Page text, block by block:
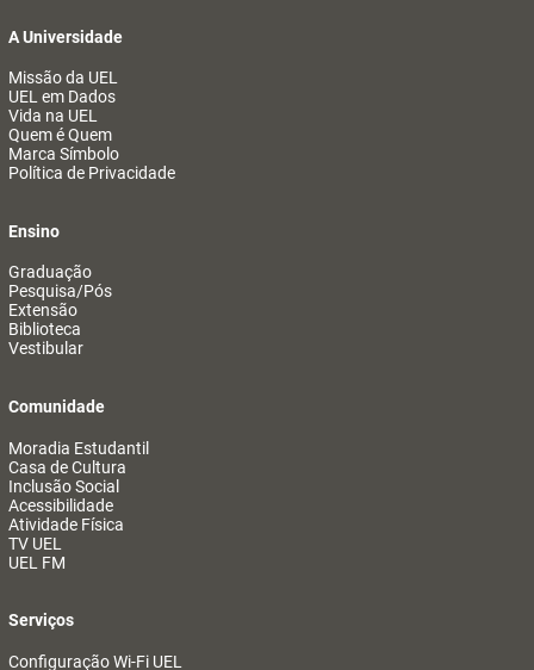
A Universidade
Missão da UEL
UEL em Dados
Vida na UEL
Quem é Quem
Marca Símbolo
Política de Privacidade
Ensino
Graduação
Pesquisa/Pós
Extensão
Biblioteca
Vestibular
Comunidade
Moradia Estudantil
Casa de Cultura
Inclusão Social
Acessibilidade
Atividade Física
TV UEL
UEL FM
Serviços
Configuração Wi-Fi UEL